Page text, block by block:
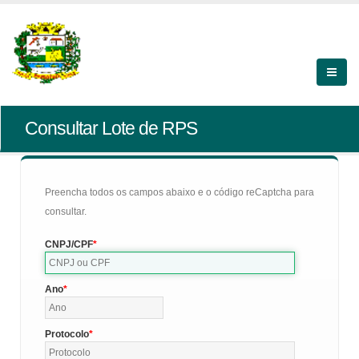
Consultar Lote de RPS
Preencha todos os campos abaixo e o código reCaptcha para
consultar.
CNPJ/CPF
Ano
Protocolo